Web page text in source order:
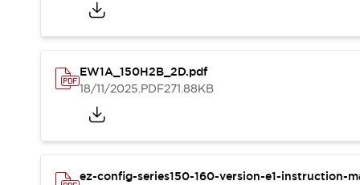
Schwachstellenberichte
Was ist neu
Veranstaltungen / Seminare
Kontaktieren Sie uns
So finden Sie uns
EW1A_150H2B_2D.pdf
18/11/2025.PDF271.88KB
ez-config-series150-160-version-e1-instruction-